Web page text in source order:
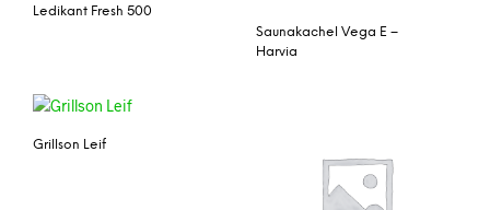
Ledikant Fresh 500
Saunakachel Vega E –
Harvia
Grillson Leif